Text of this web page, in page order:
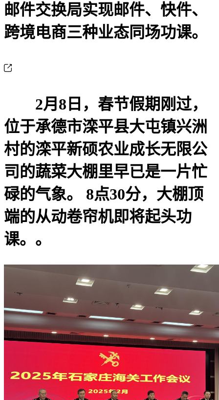
邮件交换局实现邮件、快件、
跨境电商三种业态同场功课。
2月8日，春节假期刚过，
位于承德市滦平县大屯镇兴洲
村的滦平新硕农业成长无限公
司的蔬菜大棚里早已是一片忙
碌的气象。 8点30分，大棚顶
端的从动卷帘机即将起头功
课。。